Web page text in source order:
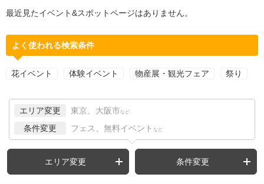
最近見たイベント&スポットページはありません。
よく使われる検索条件
花イベント 体験イベント 物産展・観光フェア 祭り
エリア変更 東京、大阪市 など
条件変更 フェス、無料イベント など
エリア変更 条件変更